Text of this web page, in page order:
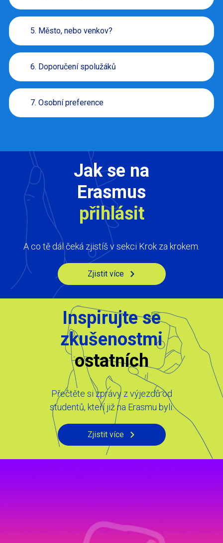
5. Město, nebo venkov?
6. Doporučení spolužáků
7. Osobní preference
Jak se na
Erasmus
přihlásit
A co tě dál čeká zjistíš v sekci Krok za krokem.
Zjistit více
Inspirujte se
zkušenostmi
ostatních
Přečtěte si zprávy z výjezdů od
studentů, kteří již na Erasmu byli.
Zjistit více